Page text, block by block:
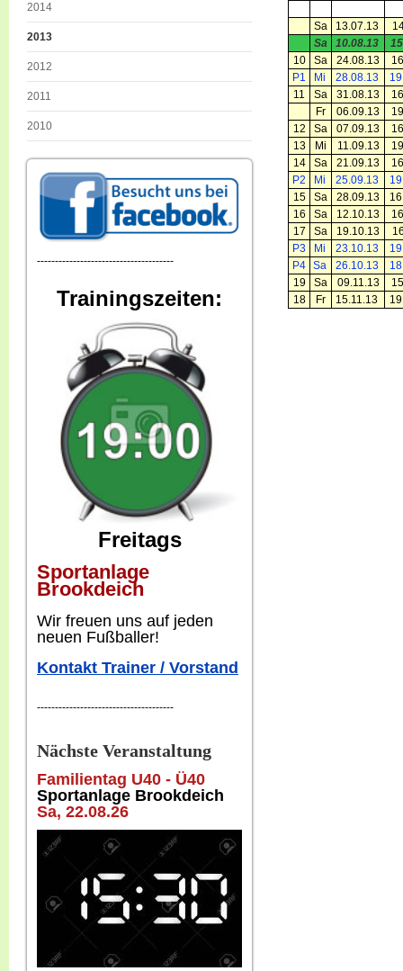
2014
2013
2012
2011
2010
--------------------------------------
Trainingszeiten:
Freitags
Sportanlage
Brookdeich
Wir freuen uns auf jeden
neuen Fußballer!
Kontakt Trainer / Vorstand
--------------------------------------
Nächste Veranstaltung
Familientag U40 - Ü40
Sportanlage Brookdeich
Sa, 22.08.26
Sa 13.07.13
Sa
10.08.13
10
Sa 24.08.13
P1
Mi 28.08.13
11
Sa 31.08.13
Fr
06.09.13
12
Sa 07.09.13
13
Mi 11.09.13
14
Sa 21.09.13
P2
Mi 25.09.13
15
Sa 28.09.13
16
Sa 12.10.13
17
Sa 19.10.13
P3
Mi 23.10.13
P4 Sa 26.10.13
19
Sa 09.11.13
18
Fr 15.11.13